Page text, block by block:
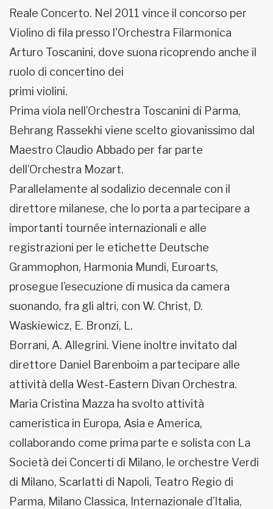
Reale Concerto. Nel 2011 vince il concorso per
Violino di fila presso l'Orchestra Filarmonica
Arturo Toscanini, dove suona ricoprendo anche il
ruolo di concertino dei
primi violini.
Prima viola nell’Orchestra Toscanini di Parma,
Behrang Rassekhi viene scelto giovanissimo dal
Maestro Claudio Abbado per far parte
dell’Orchestra Mozart.
Parallelamente al sodalizio decennale con il
direttore milanese, che lo porta a partecipare a
importanti tournée internazionali e alle
registrazioni per le etichette Deutsche
Grammophon, Harmonia Mundi, Euroarts,
prosegue l’esecuzione di musica da camera
suonando, fra gli altri, con W. Christ, D.
Waskiewicz, E. Bronzi, L.
Borrani, A. Allegrini. Viene inoltre invitato dal
direttore Daniel Barenboim a partecipare alle
attività della West-Eastern Divan Orchestra.
Maria Cristina Mazza ha svolto attività
cameristica in Europa, Asia e America,
collaborando come prima parte e solista con La
Società dei Concerti di Milano, le orchestre Verdi
di Milano, Scarlatti di Napoli, Teatro Regio di
Parma, Milano Classica, Internazionale d’Italia,